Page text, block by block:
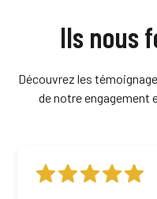
Ils nous
Découvrez les
de notre engagement